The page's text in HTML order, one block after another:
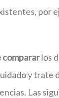
por
compararlos
y trate
Las